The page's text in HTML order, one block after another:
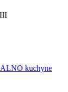
kuchyne